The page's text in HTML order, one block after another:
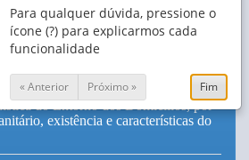
Legislação
Canais
particulares permanentes
em domicílios particulares
em setores censitários selecionados
do Entorno dos Domicílios, por
existência e características do
Para qualquer dúvida, pressione o
ícone (?) para explicarmos cada
funcionalidade
« Anterior Próximo » Fim